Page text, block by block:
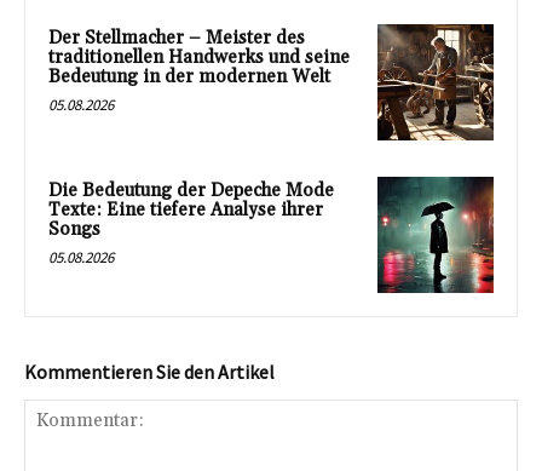
Der Stellmacher – Meister des
traditionellen Handwerks und seine
Bedeutung in der modernen Welt
05.08.2026
Die Bedeutung der Depeche Mode
Texte: Eine tiefere Analyse ihrer
Songs
05.08.2026
Kommentieren Sie den Artikel